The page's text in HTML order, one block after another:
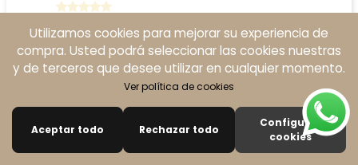
Descuento-20%
Buscar Carro
Utilizamos cookies para mejorar su experiencia de
compra. Usted podrá seleccionar las cookies nuestras
y de terceros que desee utilizar en cualquier momento.
Ver política de cookies
Aceptar todo Rechazar todo
Configurar
cookies